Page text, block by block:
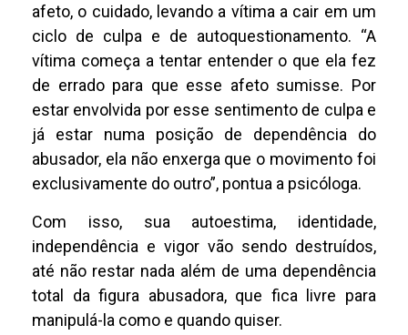
afeto, o cuidado, levando a vítima a cair em um
ciclo de culpa e de autoquestionamento. “A
vítima começa a tentar entender o que ela fez
de errado para que esse afeto sumisse. Por
estar envolvida por esse sentimento de culpa e
já estar numa posição de dependência do
abusador, ela não enxerga que o movimento foi
exclusivamente do outro”, pontua a psicóloga.
Com isso, sua autoestima, identidade,
independência e vigor vão sendo destruídos,
até não restar nada além de uma dependência
total da figura abusadora, que fica livre para
manipulá-la como e quando quiser.